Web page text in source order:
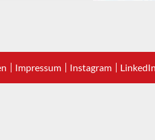
Impressum Instagram LinkedIn